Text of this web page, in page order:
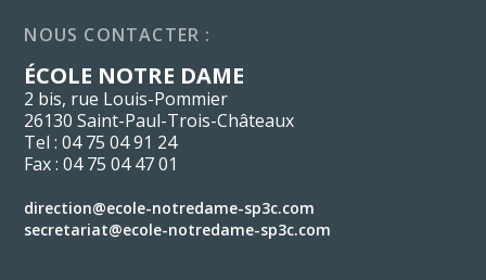
NOUS CONTACTER :
ÉCOLE NOTRE DAME
2 bis, rue Louis-Pommier
26130 Saint-Paul-Trois-Châteaux
Tel : 04 75 04 91 24
Fax : 04 75 04 47 01
direction@ecole-notredame-sp3c.com
secretariat@ecole-notredame-sp3c.com